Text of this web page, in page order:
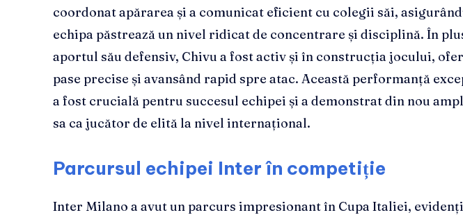
coordonat apărarea și a comunicat eficient cu colegii săi,
echipa păstrează un nivel ridicat de concentrare și disciplină. În
aportul său defensiv, Chivu a fost activ și în construcția jocului,
pase precise și avansând rapid spre atac. Această performanță
a fost crucială pentru succesul echipei și a demonstrat din nou
sa ca jucător de elită la nivel internațional.
Parcursul echipei Inter în competiție
Inter Milano a avut un parcurs impresionant în Cupa Italiei,